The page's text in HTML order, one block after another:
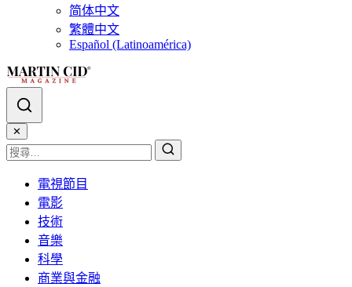
简体中文
繁體中文
Español (Latinoamérica)
✕
電視節目
電影
技術
音樂
科學
商業與金融